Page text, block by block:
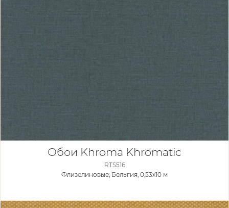
Обои Khroma Khromatic
RTS516
Флизелиновые, Бельгия, 0,53x10 м